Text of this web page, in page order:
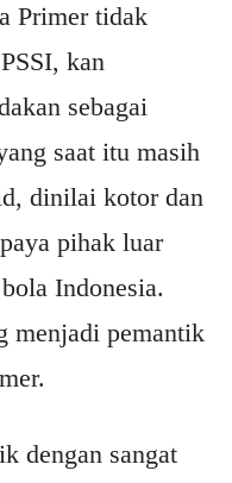
Primer tidak
kan
sebagai
saat itu masih
dinilai kotor dan
pihak luar
Indonesia.
menjadi pemantik
dengan sangat